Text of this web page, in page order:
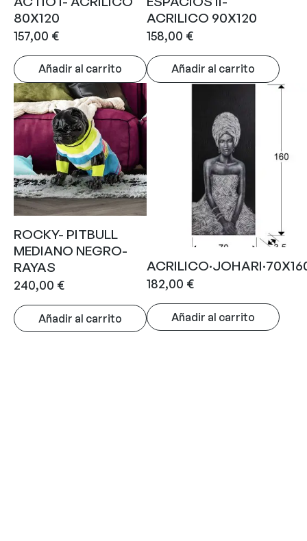
80X120
157,00 €
Añadir al carrito
ACRILICO 90X120
158,00 €
Añadir al carrito
ROCKY- PITBULL
MEDIANO NEGRO-
RAYAS
240,00 €
Añadir al carrito
182,00 €
Añadir al carrito